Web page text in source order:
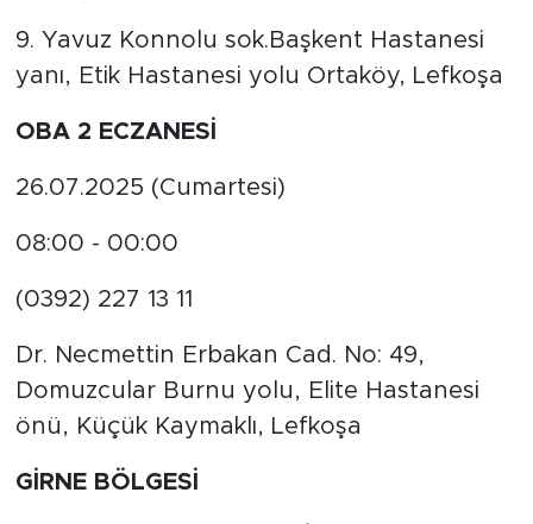
9. Yavuz Konnolu sok.Başkent Hastanesi
yanı, Etik Hastanesi yolu Ortaköy, Lefkoşa
OBA 2 ECZANESİ
26.07.2025 (Cumartesi)
08:00 - 00:00
(0392) 227 13 11
Dr. Necmettin Erbakan Cad. No: 49,
Domuzcular Burnu yolu, Elite Hastanesi
önü, Küçük Kaymaklı, Lefkoşa
GİRNE BÖLGESİ